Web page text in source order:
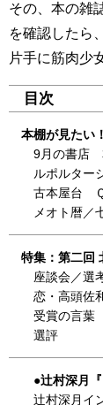
その、本の雑
を確認したら
片手に筋肉少
目次
本棚が見たい！
9月の書店
ルポルター
古本屋台
メオト暦
特集：第二回
座談会／選
恋・高頭佐
受賞の言葉
選評
●辻村深月
辻村深月イ